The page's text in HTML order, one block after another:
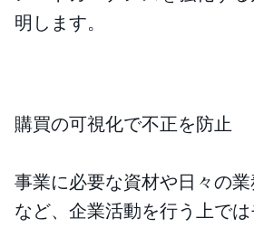
明します。
購買の可視化で不正を防止
事業に必要な資材や日々の
など、企業活動を行う上で